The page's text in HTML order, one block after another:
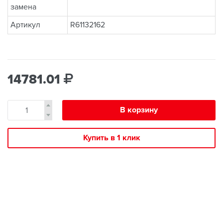
замена
Артикул R61132162
14781.01
В корзину
Купить в 1 клик